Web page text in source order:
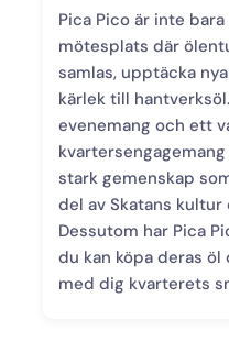
Pica Pico är inte
mötesplats där
samlas, upptäcka
kärlek till
evenemang och ett
stark gemenskap
del av Skatans
Dessutom har Pica
du kan köpa deras
med dig kvarterets